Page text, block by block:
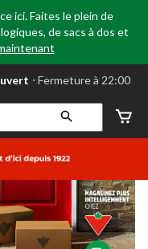
ici. Faites le plein de
de sacs à dos et
⋅ Fermeture à 22:00